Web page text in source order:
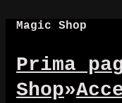
Magic Shop
Prima
Shop»